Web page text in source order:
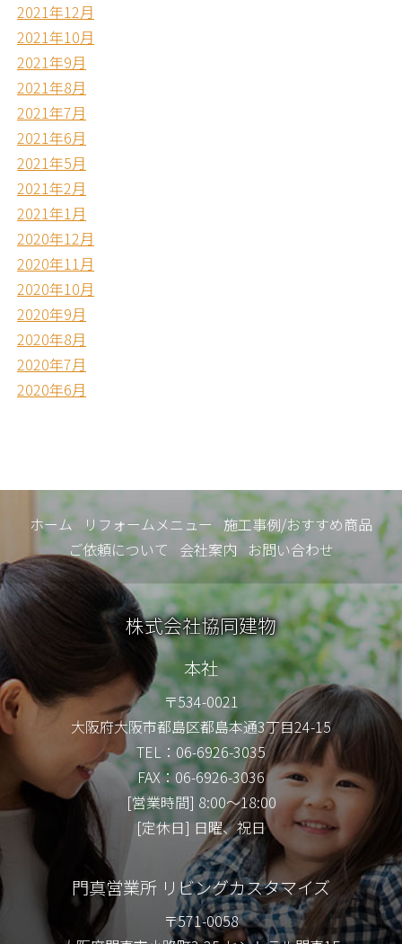
2021年12月
2021年10月
2021年9月
2021年8月
2021年7月
2021年6月
2021年5月
2021年2月
2021年1月
2020年12月
2020年11月
2020年10月
2020年9月
2020年8月
2020年7月
2020年6月
ホーム リフォームメニュー 施工事例/おすすめ商品
ご依頼について
会社案内 お問い合わせ
株式会社協同建物
本社
〒534-0021
大阪府大阪市都島区都島本通3丁目24-15
TEL：06-6926-3035
FAX：06-6926-3036
[営業時間] 8:00～18:00
[定休日] 日曜、祝日
門真営業所 リビングカスタマイズ
〒571-0058